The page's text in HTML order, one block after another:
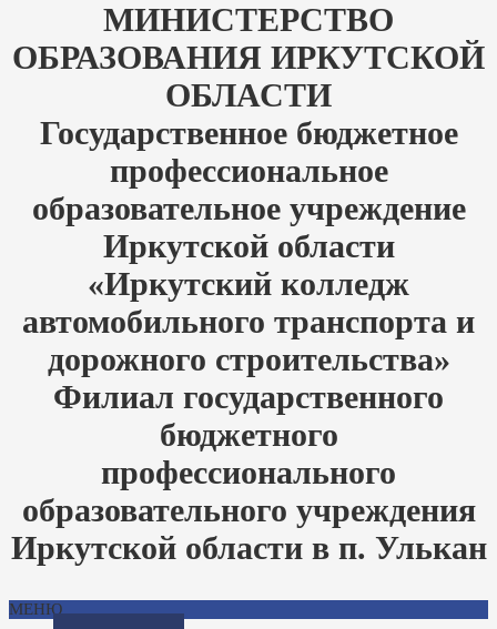
МИНИСТЕРСТВО
ОБРАЗОВАНИЯ ИРКУТСКОЙ
ОБЛАСТИ
Государственное бюджетное
профессиональное
образовательное учреждение
Иркутской области
«Иркутский колледж
автомобильного транспорта и
дорожного строительства»
Филиал государственного
бюджетного
профессионального
образовательного учреждения
Иркутской области в п. Улькан
МЕНЮ